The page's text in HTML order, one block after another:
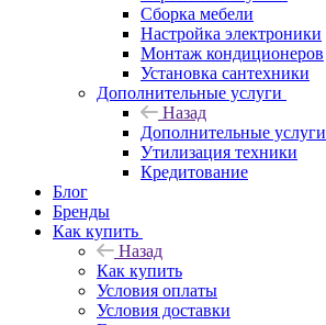
Сборка мебели
Настройка электроники
Монтаж кондиционеров
Установка сантехники
Дополнительные услуги
Назад
Дополнительные услуги
Утилизация техники
Кредитование
Блог
Бренды
Как купить
Назад
Как купить
Условия оплаты
Условия доставки